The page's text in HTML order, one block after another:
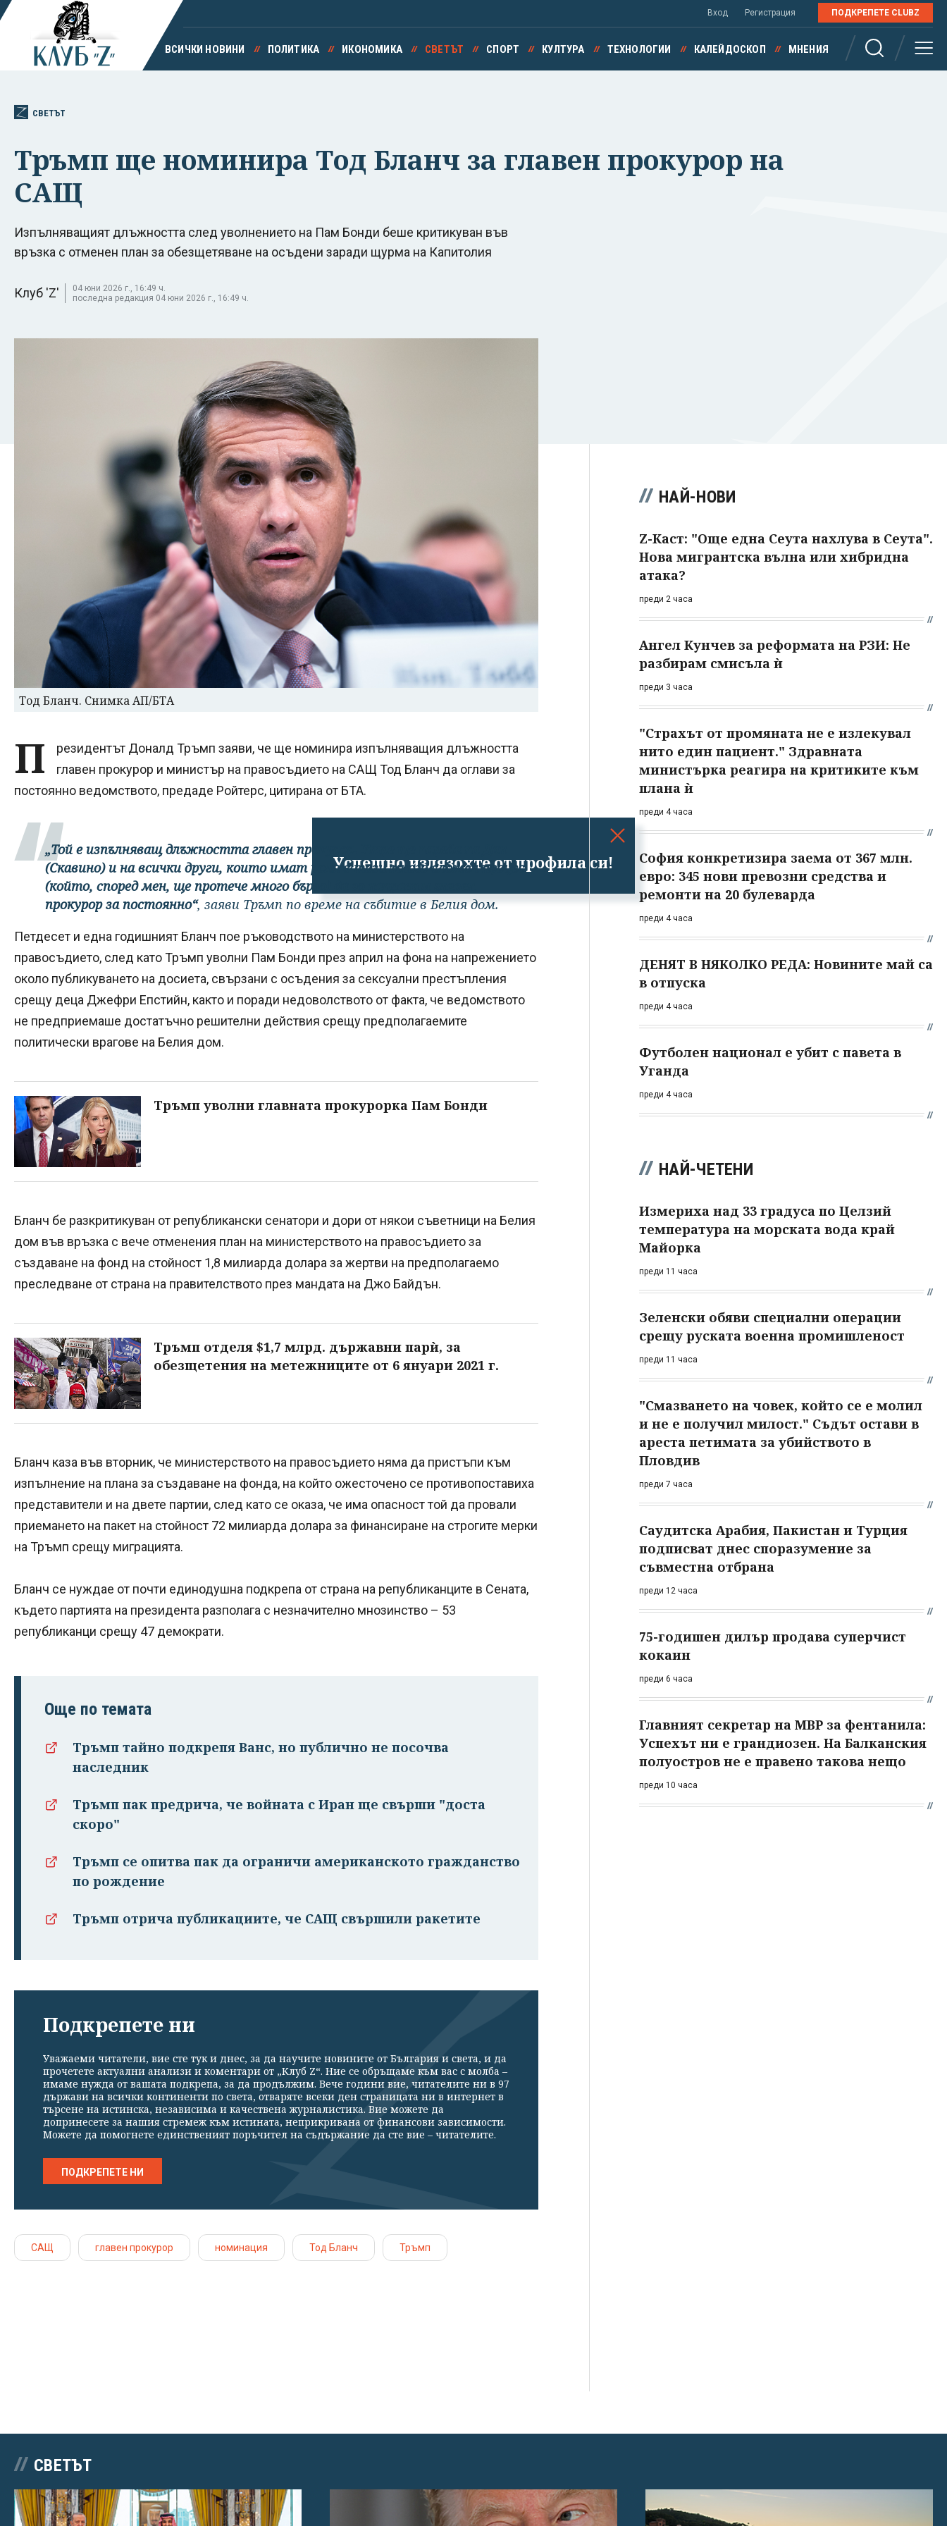
Успешно излязохте от профила си!
Вход Регистрация ПОДКРЕПЕТЕ CLUBZ
ВСИЧКИ НОВИНИ ПОЛИТИКА ИКОНОМИКА СВЕТЪТ СПОРТ КУЛТУРА ТЕХНОЛОГИИ КАЛЕЙДОСКОП МНЕНИЯ
СВЕТЪТ
Тръмп ще номинира Тод Бланч за главен прокурор на
САЩ
Изпълняващият длъжността след уволнението на Пам Бонди беше критикуван във
връзка с отменен план за обезщетяване на осъдени заради щурма на Капитолия
Клуб 'Z'
04 юни 2026 г., 16:49 ч.
последна редакция 04 юни 2026 г., 16:49 ч.
Тод Бланч. Снимка АП/БТА
П
резидентът Доналд Тръмп заяви, че ще номинира изпълняващия длъжността
главен прокурор и министър на правосъдието на САЩ Тод Бланч да оглави за
постоянно ведомството, предаде Ройтерс, цитирана от БТА.
„Той е изпълняващ длъжността главен прокурор. Утре ще наредя на Дан
(Скавино) и на всички други, които имат роля в този много сложен процес
(който, според мен, ще протече много бързо) да го направим главен
прокурор за постоянно“, заяви Тръмп по време на събитие в Белия дом.
Петдесет и една годишният Бланч пое ръководството на министерството на
правосъдието, след като Тръмп уволни Пам Бонди през април на фона на напрежението
около публикуването на досиета, свързани с осъдения за сексуални престъпления
срещу деца Джефри Епстийн, както и поради недоволството от факта, че ведомството
не предприемаше достатъчно решителни действия срещу предполагаемите
политически врагове на Белия дом.
Тръмп уволни главната прокурорка Пам Бонди
Бланч бе разкритикуван от републикански сенатори и дори от някои съветници на Белия
дом във връзка с вече отменения план на министерството на правосъдието за
създаване на фонд на стойност 1,8 милиарда долара за жертви на предполагаемо
преследване от страна на правителството през мандата на Джо Байдън.
Тръмп отделя $1,7 млрд. държавни парѝ, за
обезщетения на метежниците от 6 януари 2021 г.
Бланч каза във вторник, че министерството на правосъдието няма да пристъпи към
изпълнение на плана за създаване на фонда, на който ожесточено се противопоставиха
представители и на двете партии, след като се оказа, че има опасност той да провали
приемането на пакет на стойност 72 милиарда долара за финансиране на строгите мерки
на Тръмп срещу миграцията.
Бланч се нуждае от почти единодушна подкрепа от страна на републиканците в Сената,
където партията на президента разполага с незначително мнозинство – 53
републиканци срещу 47 демократи.
Още по темата
Тръмп тайно подкрепя Ванс, но публично не посочва
наследник
Тръмп пак предрича, че войната с Иран ще свърши "доста
скоро"
Тръмп се опитва пак да ограничи американското гражданство
по рождение
Тръмп отрича публикациите, че САЩ свършили ракетите
Подкрепете ни
Уважаеми читатели, вие сте тук и днес, за да научите новините от България и света, и да
прочетете актуални анализи и коментари от „Клуб Z“. Ние се обръщаме към вас с молба –
имаме нужда от вашата подкрепа, за да продължим. Вече години вие, читателите ни в 97
държави на всички континенти по света, отваряте всеки ден страницата ни в интернет в
търсене на истинска, независима и качествена журналистика. Вие можете да
допринесете за нашия стремеж към истината, неприкривана от финансови зависимости.
Можете да помогнете единственият поръчител на съдържание да сте вие – читателите.
ПОДКРЕПЕТЕ НИ
САЩ главен прокурор номинация Тод Бланч Тръмп
НАЙ-НОВИ
Z-Каст: "Още една Сеута нахлува в Сеута".
Нова мигрантска вълна или хибридна
атака?
преди 2 часа
Ангел Кунчев за реформата на РЗИ: Не
разбирам смисъла ѝ
преди 3 часа
"Страхът от промяната не е излекувал
нито един пациент." Здравната
министърка реагира на критиките към
плана ѝ
преди 4 часа
София конкретизира заема от 367 млн.
евро: 345 нови превозни средства и
ремонти на 20 булеварда
преди 4 часа
ДЕНЯТ В НЯКОЛКО РЕДА: Новините май са
в отпуска
преди 4 часа
Футболен национал е убит с павета в
Уганда
преди 4 часа
НАЙ-ЧЕТЕНИ
Измериха над 33 градуса по Целзий
температура на морската вода край
Майорка
преди 11 часа
Зеленски обяви специални операции
срещу руската военна промишленост
преди 11 часа
"Смазването на човек, който се е молил
и не е получил милост." Съдът остави в
ареста петимата за убийството в
Пловдив
преди 7 часа
Саудитска Арабия, Пакистан и Турция
подписват днес споразумение за
съвместна отбрана
преди 12 часа
75-годишен дилър продава суперчист
кокаин
преди 6 часа
Главният секретар на МВР за фентанила:
Успехът ни е грандиозен. На Балканския
полуостров не е правено такова нещо
преди 10 часа
СВЕТЪТ